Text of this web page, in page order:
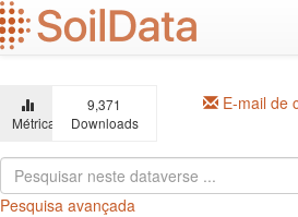
Ir
para
o
principal
Métricas
9,371
Downloads
E-mail de
Pesquisa avançada